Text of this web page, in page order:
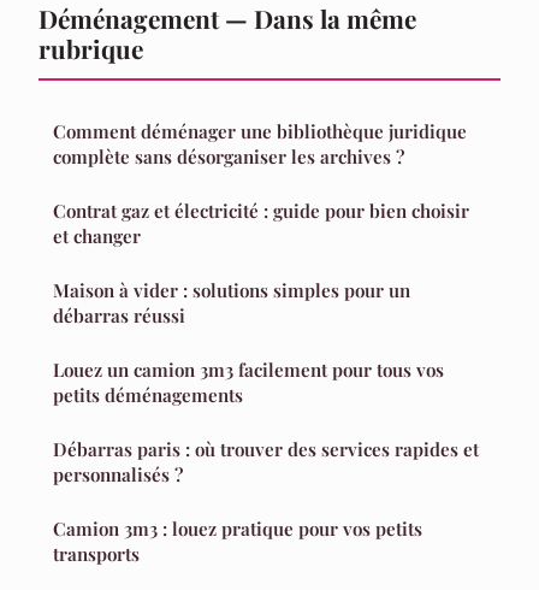
Déménagement — Dans la même
rubrique
Comment déménager une bibliothèque juridique
complète sans désorganiser les archives ?
Contrat gaz et électricité : guide pour bien choisir
et changer
Maison à vider : solutions simples pour un
débarras réussi
Louez un camion 3m3 facilement pour tous vos
petits déménagements
Débarras paris : où trouver des services rapides et
personnalisés ?
Camion 3m3 : louez pratique pour vos petits
transports